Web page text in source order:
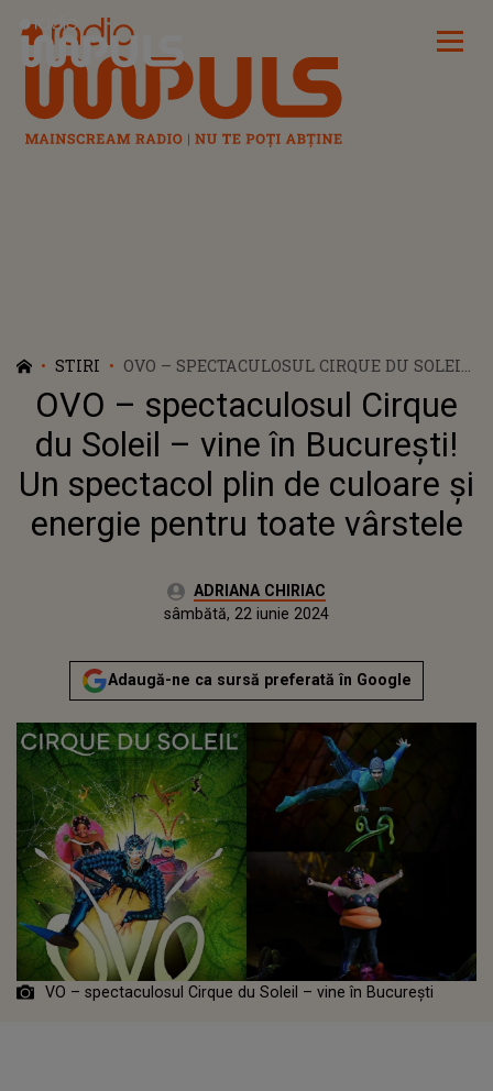
Radio Impuls
STIRI
OVO – SPECTACULOSUL CIRQUE DU SOLEIL
– VINE ÎN BUCUREȘTI! UN SPECTACOL
PLIN DE CULOARE ȘI ENERGIE PENTRU
TOATE VÂRSTELE
OVO – spectaculosul Cirque
du Soleil – vine în București!
Un spectacol plin de culoare și
energie pentru toate vârstele
Autor:ADRIANA CHIRIAC
Actualizat:
sâmbătă, 22 iunie 2024
Adaugă-ne ca sursă preferată în Google
VO – spectaculosul Cirque du Soleil – vine în București